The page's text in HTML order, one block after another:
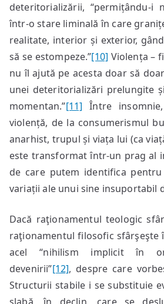
deteritorializării, “permițându-i
într-o stare liminală în care
realitate, interior și exterior,
să se estompeze.”[10] Violența –
nu îl ajută pe acesta doar să
unei deteritorializări prelungite
momentan.”[11] Între
violență, de la consumerismul
anarhist, trupul și viața lui (ca
este transformat într-un prag al
de care putem identifica
variații ale unui sine insuportabil
Dacă raţionamentul teologic
raţionamentul filosofic sfârşeşte
acel “nihilism implicit în
devenirii”[12], despre care
Structurii stabile i se substituie